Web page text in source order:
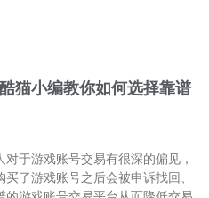
猫小编教你如何选择靠谱
于游戏账号交易有很深的偏见，
了游戏账号之后会被申诉找回、